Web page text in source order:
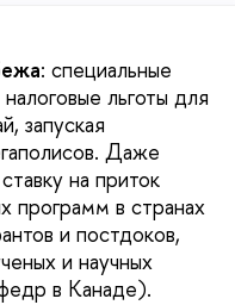
: специальные
льготы для
запуская
Даже
на приток
программ в странах
и постдоков,
и научных
в Канаде).